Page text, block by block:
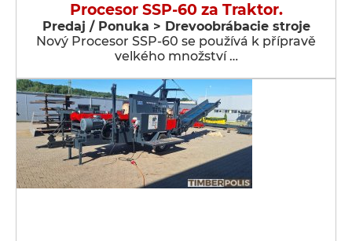
Procesor SSP-60 za Traktor.
Predaj / Ponuka > Drevoobrábacie stroje
Nový Procesor SSP-60 se používá k přípravě
velkého množství …